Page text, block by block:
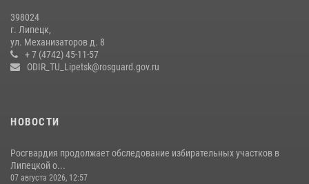
Липецке
17 июля 2026, 12:26 5
398024
г. Липецк,
ул. Механизаторов д. 8
+ 7 (4742) 45-11-57
ODIR_TU_Lipetsk@rosguard.gov.ru
НОВОСТИ
Росгвардия продолжает обследование избирательных участков в
Липецкой о...
07 августа 2026, 12:57